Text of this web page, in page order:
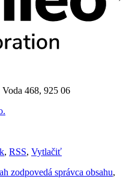
468, 925 06
, RSS, Vytlačiť
zodpovedá správca obsahu,